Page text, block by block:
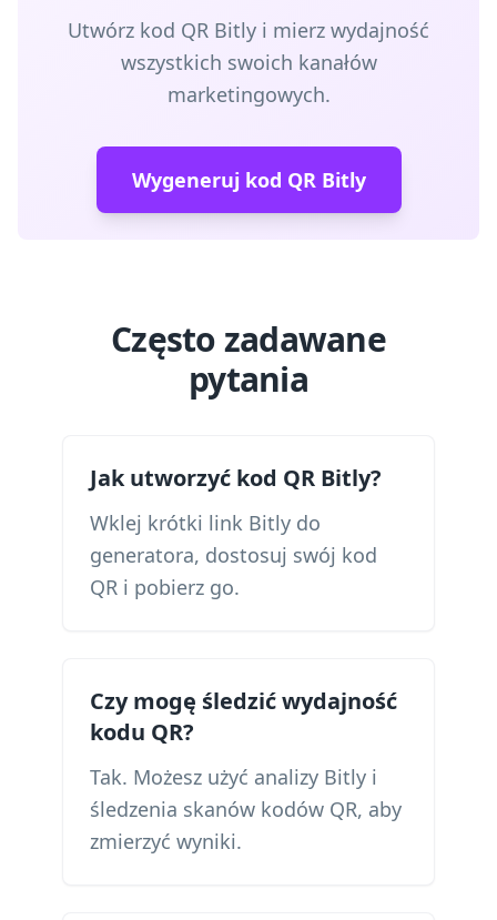
Utwórz kod QR Bitly i mierz wydajność
wszystkich swoich kanałów
marketingowych.
Wygeneruj kod QR Bitly
Często zadawane
pytania
Jak utworzyć kod QR Bitly?
Wklej krótki link Bitly do
generatora, dostosuj swój kod
QR i pobierz go.
Czy mogę śledzić wydajność
kodu QR?
Tak. Możesz użyć analizy Bitly i
śledzenia skanów kodów QR, aby
zmierzyć wyniki.